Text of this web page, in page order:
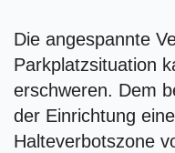
Die angespannte
Parkplatzsituation
erschweren. Dem
der Einrichtung
Halteverbotszone